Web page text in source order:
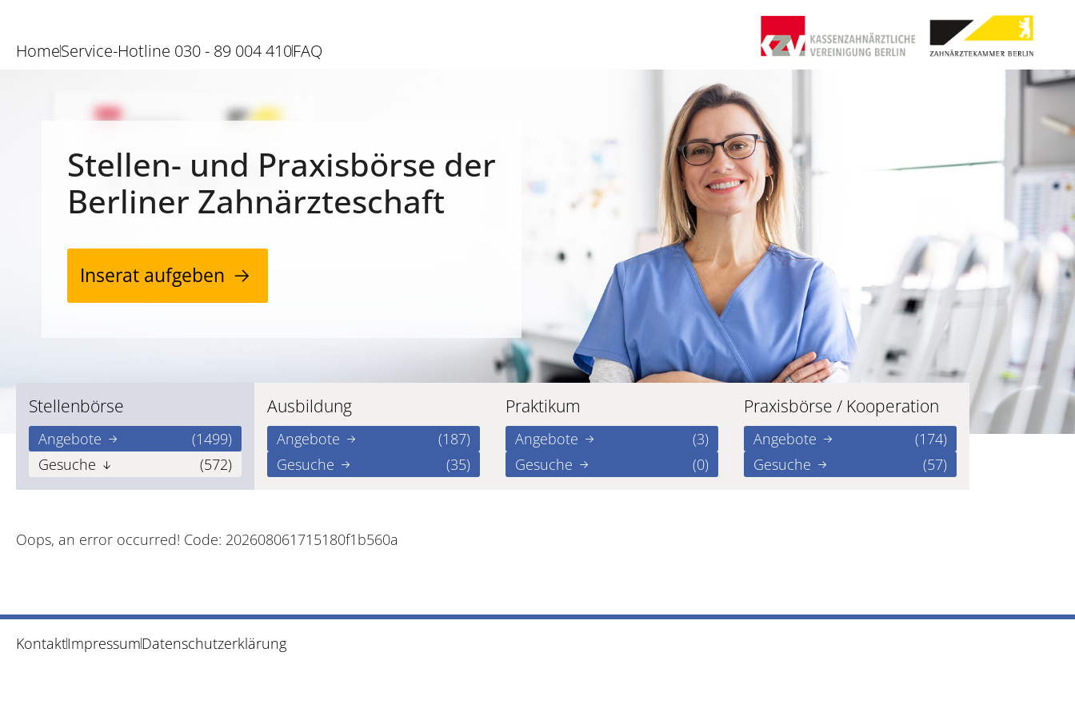
HomeService-Hotline 030 - 89 004 410FAQ
Stellen- und Praxisbörse der
Berliner Zahnärzteschaft
Inserat aufgeben
Stellenbörse
Angebote
(1499)
Gesuche
(572)
Ausbildung
Angebote
(187)
Gesuche
(35)
Praktikum
Angebote
(3)
Gesuche
(0)
Praxisbörse / Kooperation
Angebote
(174)
Gesuche
(57)
Oops, an error occurred! Code: 202608061715180f1b560a
KontaktImpressumDatenschutzerklärung